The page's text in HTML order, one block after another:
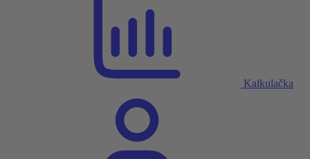
Kalkulačka